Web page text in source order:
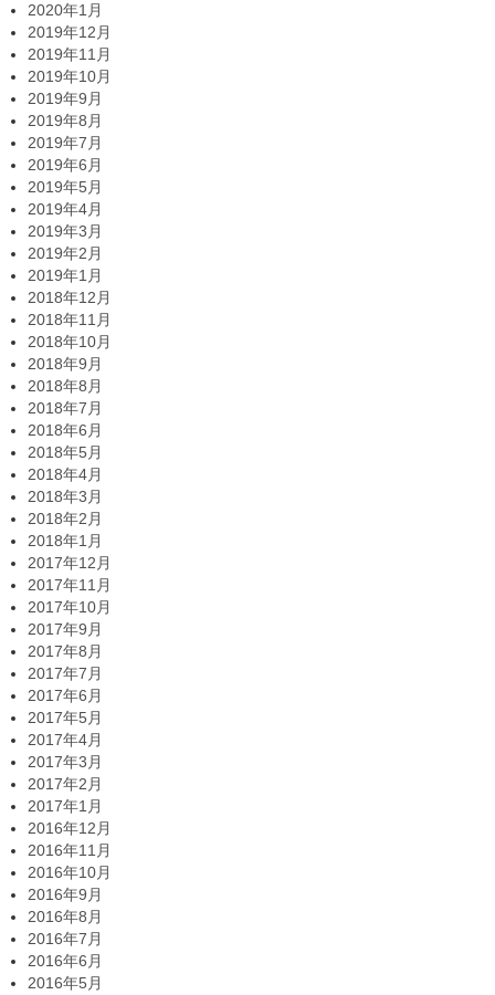
2020年1月
2019年12月
2019年11月
2019年10月
2019年9月
2019年8月
2019年7月
2019年6月
2019年5月
2019年4月
2019年3月
2019年2月
2019年1月
2018年12月
2018年11月
2018年10月
2018年9月
2018年8月
2018年7月
2018年6月
2018年5月
2018年4月
2018年3月
2018年2月
2018年1月
2017年12月
2017年11月
2017年10月
2017年9月
2017年8月
2017年7月
2017年6月
2017年5月
2017年4月
2017年3月
2017年2月
2017年1月
2016年12月
2016年11月
2016年10月
2016年9月
2016年8月
2016年7月
2016年6月
2016年5月